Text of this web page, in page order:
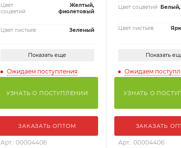
Цвет
соцветий
Желтый,
фиолетовый
Цвет листьев Зеленый
Показать еще
Ожидаем поступления
УЗНАТЬ О ПОСТУПЛЕНИИ
ЗАКАЗАТЬ ОПТОМ
Арт.: 00004406
Цвет соцветий
Цвет листьев
Показать
Ожидаем
УЗНАТЬ О
ЗАКАЗАТЬ
Арт.: 00004406